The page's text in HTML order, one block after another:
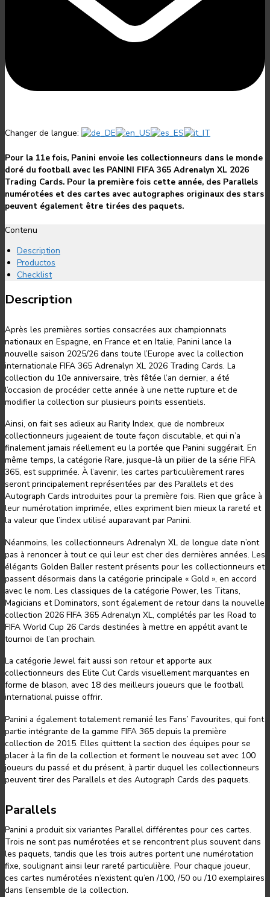
Changer de langue:
Pour la 11e fois, Panini envoie les collectionneurs dans le monde
doré du football avec les PANINI FIFA 365 Adrenalyn XL 2026
Trading Cards. Pour la première fois cette année, des Parallels
numérotées et des cartes avec autographes originaux des stars
peuvent également être tirées des paquets.
Contenu
Description
Productos
Checklist
Description
Après les premières sorties consacrées aux championnats
nationaux en Espagne, en France et en Italie, Panini lance la
nouvelle saison 2025/26 dans toute l’Europe avec la collection
internationale FIFA 365 Adrenalyn XL 2026 Trading Cards. La
collection du 10e anniversaire, très fêtée l’an dernier, a été
l’occasion de procéder cette année à une nette rupture et de
modifier la collection sur plusieurs points essentiels.
Ainsi, on fait ses adieux au Rarity Index, que de nombreux
collectionneurs jugeaient de toute façon discutable, et qui n’a
finalement jamais réellement eu la portée que Panini suggérait. En
même temps, la catégorie Rare, jusque-là un pilier de la série FIFA
365, est supprimée. À l’avenir, les cartes particulièrement rares
seront principalement représentées par des Parallels et des
Autograph Cards introduites pour la première fois. Rien que grâce à
leur numérotation imprimée, elles expriment bien mieux la rareté et
la valeur que l’index utilisé auparavant par Panini.
Néanmoins, les collectionneurs Adrenalyn XL de longue date n’ont
pas à renoncer à tout ce qui leur est cher des dernières années. Les
élégants Golden Baller restent présents pour les collectionneurs et
passent désormais dans la catégorie principale « Gold », en accord
avec le nom. Les classiques de la catégorie Power, les Titans,
Magicians et Dominators, sont également de retour dans la nouvelle
collection 2026 FIFA 365 Adrenalyn XL, complétés par les Road to
FIFA World Cup 26 Cards destinées à mettre en appétit avant le
tournoi de l’an prochain.
La catégorie Jewel fait aussi son retour et apporte aux
collectionneurs des Elite Cut Cards visuellement marquantes en
forme de blason, avec 18 des meilleurs joueurs que le football
international puisse offrir.
Panini a également totalement remanié les Fans’ Favourites, qui font
partie intégrante de la gamme FIFA 365 depuis la première
collection de 2015. Elles quittent la section des équipes pour se
placer à la fin de la collection et forment le nouveau set avec 100
joueurs du passé et du présent, à partir duquel les collectionneurs
peuvent tirer des Parallels et des Autograph Cards des paquets.
Parallels
Panini a produit six variantes Parallel différentes pour ces cartes.
Trois ne sont pas numérotées et se rencontrent plus souvent dans
les paquets, tandis que les trois autres portent une numérotation
fixe, soulignant ainsi leur rareté particulière. Pour chaque joueur,
ces cartes numérotées n’existent qu’en /100, /50 ou /10 exemplaires
dans l’ensemble de la collection.